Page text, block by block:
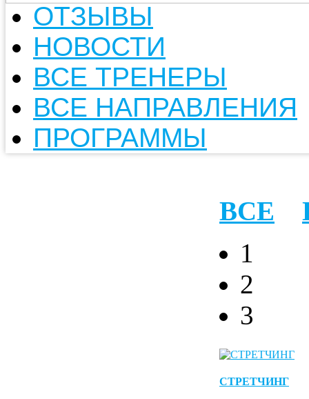
ОТЗЫВЫ
НОВОСТИ
ВСЕ ТРЕНЕРЫ
ВСЕ НАПРАВЛЕНИЯ
ПРОГРАММЫ
ВСЕ
1
2
3
СТРЕТЧИНГ